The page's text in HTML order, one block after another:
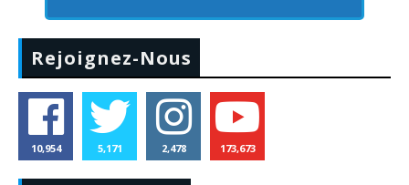
Rejoignez-Nous
10,954 5,171 2,478 173,673